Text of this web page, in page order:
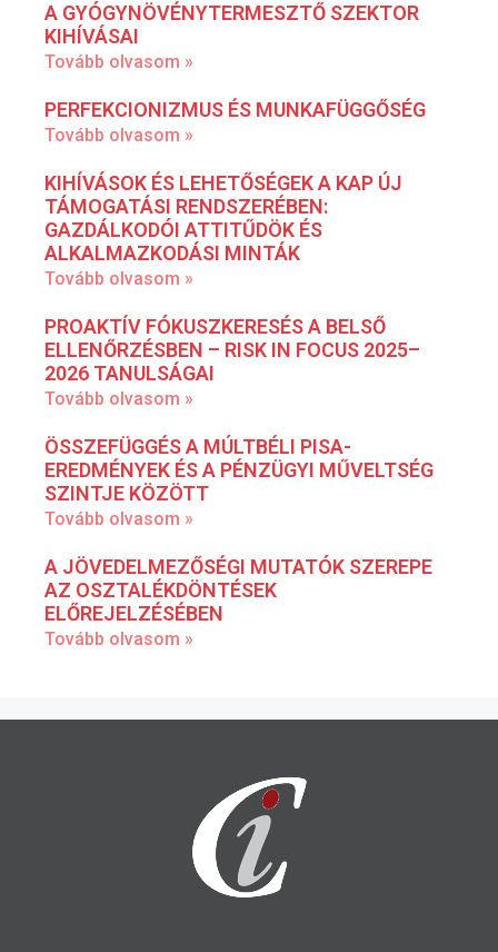
A GYÓGYNÖVÉNYTERMESZTŐ SZEKTOR
KIHÍVÁSAI
Tovább olvasom »
PERFEKCIONIZMUS ÉS MUNKAFÜGGŐSÉG
Tovább olvasom »
KIHÍVÁSOK ÉS LEHETŐSÉGEK A KAP ÚJ
TÁMOGATÁSI RENDSZERÉBEN:
GAZDÁLKODÓI ATTITŰDÖK ÉS
ALKALMAZKODÁSI MINTÁK
Tovább olvasom »
PROAKTÍV FÓKUSZKERESÉS A BELSŐ
ELLENŐRZÉSBEN – RISK IN FOCUS 2025–
2026 TANULSÁGAI
Tovább olvasom »
ÖSSZEFÜGGÉS A MÚLTBÉLI PISA-
EREDMÉNYEK ÉS A PÉNZÜGYI MŰVELTSÉG
SZINTJE KÖZÖTT
Tovább olvasom »
A JÖVEDELMEZŐSÉGI MUTATÓK SZEREPE
AZ OSZTALÉKDÖNTÉSEK
ELŐREJELZÉSÉBEN
Tovább olvasom »